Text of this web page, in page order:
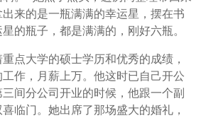
来的是一瓶满满的幸运星，摆在书
的瓶子，都是满满的，刚好六瓶。
点大学的硕士学历和优秀的成绩，
作，月薪上万。他这时已自己开公
间分公司开业的时候，他跟一个副
临门。她出席了那场盛大的婚礼，